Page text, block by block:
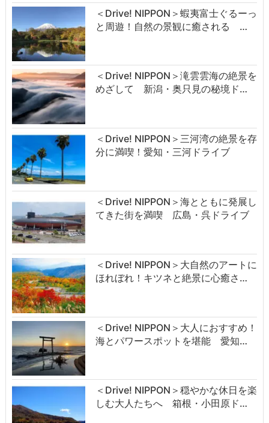
＜Drive! NIPPON＞蝦夷富士ぐるーっ
と周遊！自然の景観に癒される …
＜Drive! NIPPON＞滝雲雲海の絶景を
めざして 新潟・奥只見の秘境ド…
＜Drive! NIPPON＞三河湾の絶景を存
分に満喫！愛知・三河ドライブ
＜Drive! NIPPON＞海とともに発展し
てきた街を満喫 広島・呉ドライブ
＜Drive! NIPPON＞大自然のアートに
ほれぼれ！キツネと絶景に心癒さ…
＜Drive! NIPPON＞大人におすすめ！
海とパワースポットを堪能 愛知…
＜Drive! NIPPON＞穏やかな休日を楽
しむ大人たちへ 箱根・小田原ド…